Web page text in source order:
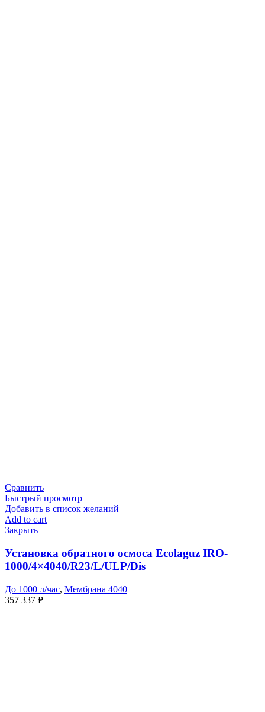
Сравнить
Быстрый просмотр
Добавить в список желаний
Add to cart
Закрыть
Установка обратного осмоса Ecolaguz IRO-
1000/4×4040/R23/L/ULP/Dis
До 1000 л/час, Мембрана 4040
357 337 ₱